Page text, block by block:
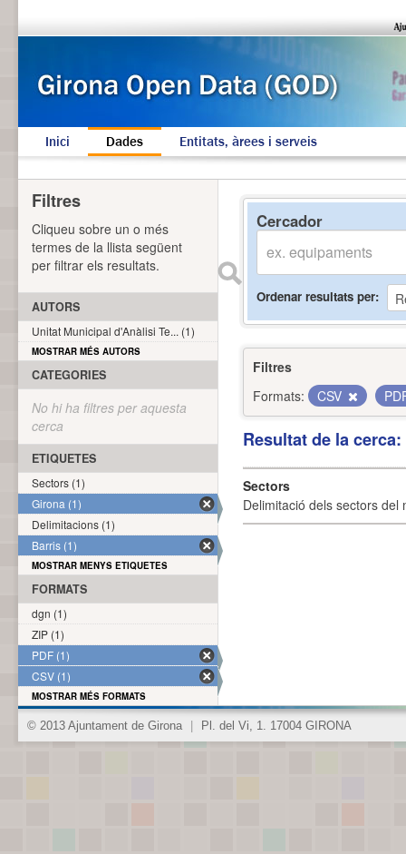
Inici Dades Entitats, àrees i serveis
Cercador
Ordenar resultats per
Filtres
Formats:
CSV
Resultat de la
Sectors
Delimitació dels sectors del
Filtres
Cliqueu sobre un o més
termes de la llista següent
per filtrar els resultats.
AUTORS
Unitat Municipal d'Anàlisi Te... (1)
MOSTRAR MÉS AUTORS
CATEGORIES
No hi ha filtres per aquesta
cerca
ETIQUETES
Sectors (1)
Girona (1)
Delimitacions (1)
Barris (1)
MOSTRAR MENYS ETIQUETES
FORMATS
dgn (1)
ZIP (1)
PDF (1)
CSV (1)
MOSTRAR MÉS FORMATS
© 2013 Ajuntament de Girona Pl. del Vi, 1. 17004 GIRONA